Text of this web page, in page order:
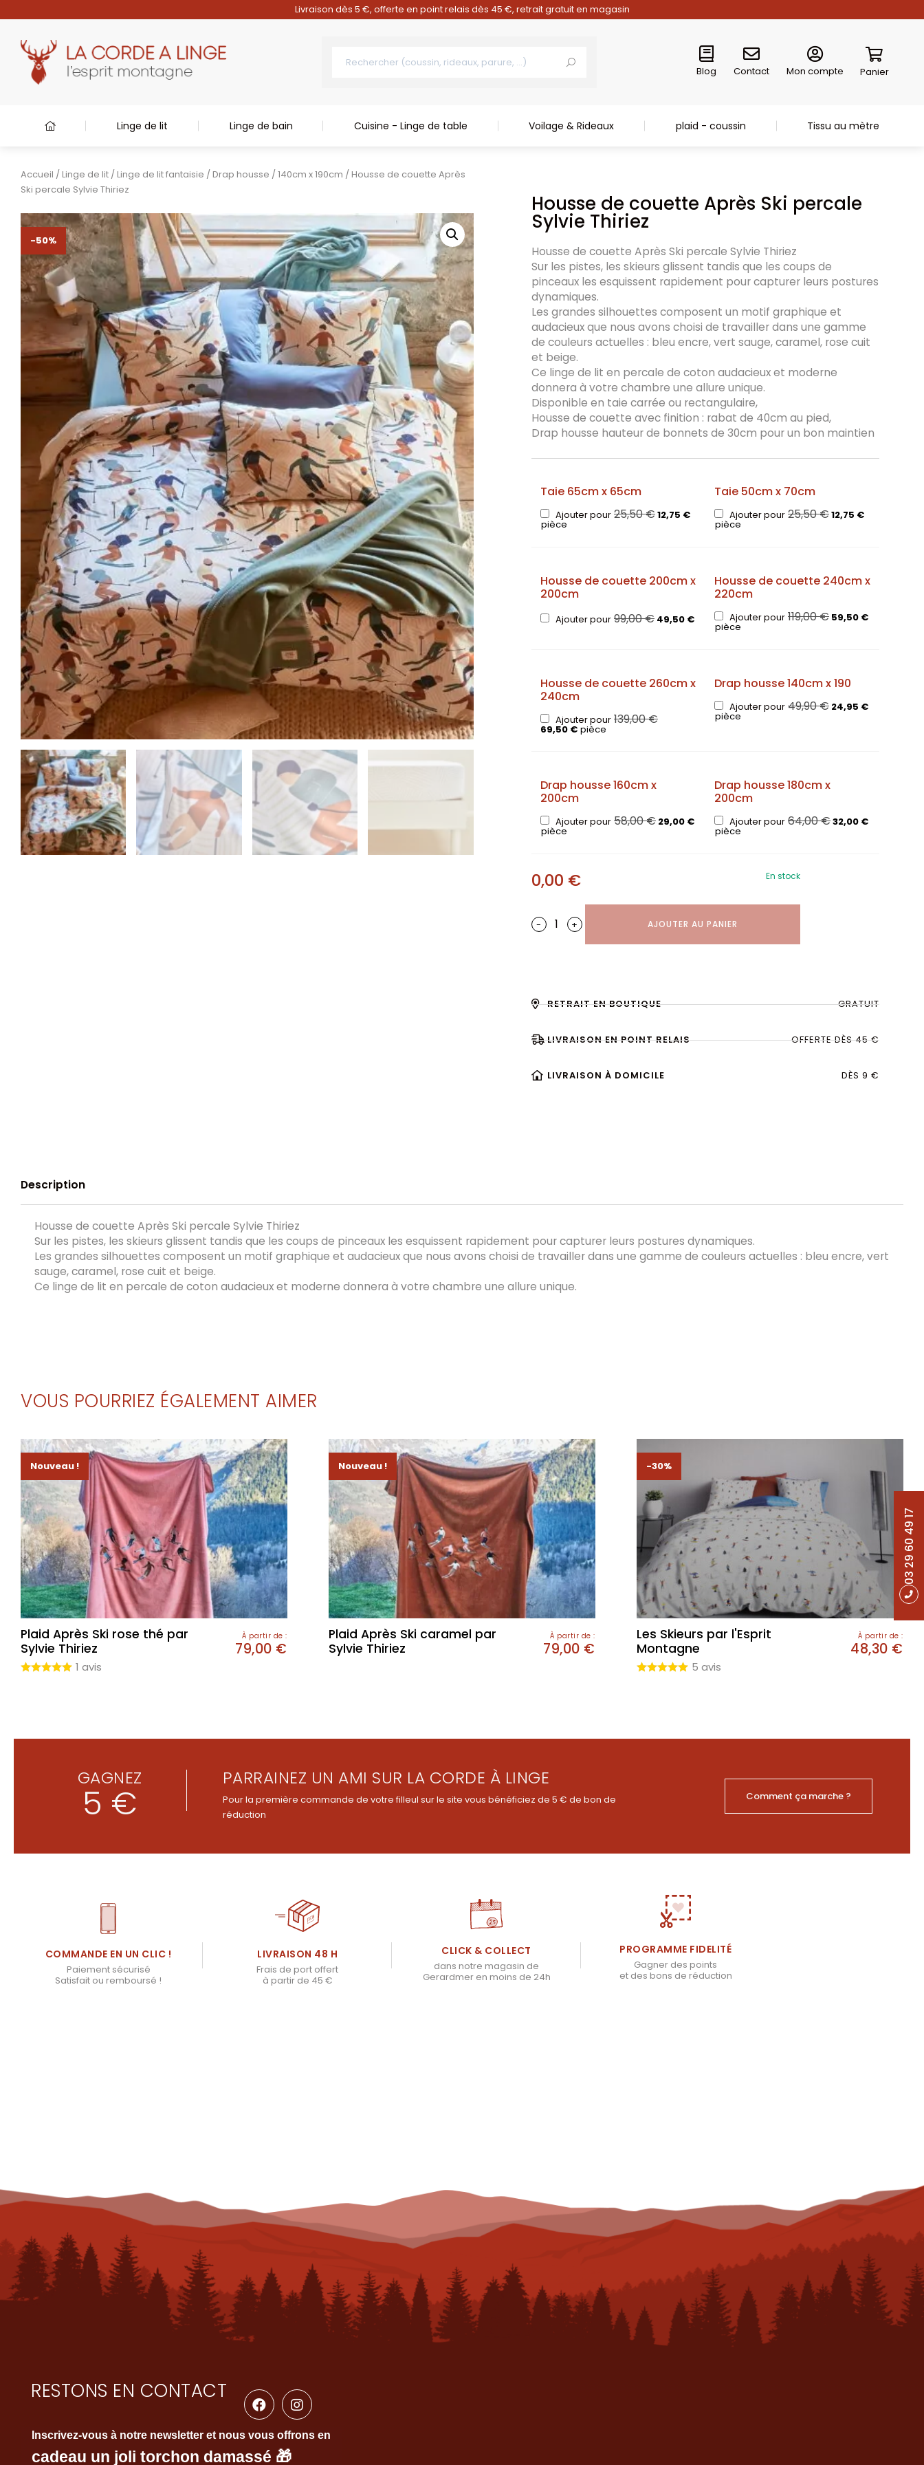
Livraison dès 5 €, offerte en point relais dès 45 €, retrait gratuit en magasin
Blog Contact Mon compte Panier
Linge de lit Linge de bain Cuisine - Linge de table Voilage & Rideaux plaid - coussin Tissu au mètre
03 29 60 49 17
Accueil / Linge de lit / Linge de lit fantaisie / Drap housse /140cm x 190cm / Housse de couette Après
Ski percale Sylvie Thiriez
-50%
Housse de couette Après Ski percale
Sylvie Thiriez
Housse de couette Après Ski percale Sylvie Thiriez
Sur les pistes, les skieurs glissent tandis que les coups de
pinceaux les esquissent rapidement pour capturer leurs postures
dynamiques.
Les grandes silhouettes composent un motif graphique et
audacieux que nous avons choisi de travailler dans une gamme
de couleurs actuelles : bleu encre, vert sauge, caramel, rose cuit
et beige.
Ce linge de lit en percale de coton audacieux et moderne
donnera à votre chambre une allure unique.
Disponible en taie carrée ou rectangulaire,
Housse de couette avec finition : rabat de 40cm au pied,
Drap housse hauteur de bonnets de 30cm pour un bon maintien
Taie 65cm x 65cm
Ajouter pour 25,50€12,75 €
pièce
Taie 50cm x 70cm
Ajouter pour 25,50€12,75 €
pièce
Housse de couette 200cm x
200cm
Ajouter pour 99,00€ 49,50 €
Housse de couette 240cm x
220cm
Ajouter pour 119,00€ 59,50 €
pièce
Housse de couette 260cm x
240cm
Ajouter pour 139,00€
69,50 € pièce
Drap housse 140cm x 190
Ajouter pour 49,90€ 24,95 €
pièce
Drap housse 160cm x
200cm
Ajouter pour 58,00€ 29,00 €
pièce
Drap housse 180cm x
200cm
Ajouter pour 64,00€32,00 €
pièce
0,00 € En stock
- + AJOUTER AU PANIER
RETRAIT EN BOUTIQUE GRATUIT
LIVRAISON EN POINT RELAIS OFFERTE DÈS 45 €
LIVRAISON À DOMICILE DÈS 9 €
Description
Housse de couette Après Ski percale Sylvie Thiriez
Sur les pistes, les skieurs glissent tandis que les coups de pinceaux les esquissent rapidement pour capturer leurs postures dynamiques.
Les grandes silhouettes composent un motif graphique et audacieux que nous avons choisi de travailler dans une gamme de couleurs actuelles : bleu encre, vert
sauge, caramel, rose cuit et beige.
Ce linge de lit en percale de coton audacieux et moderne donnera à votre chambre une allure unique.
VOUS POURRIEZ ÉGALEMENT AIMER
Nouveau !
Plaid Après Ski rose thé par
Sylvie Thiriez
1 avis
À partir de :
79,00 €
Nouveau !
Plaid Après Ski caramel par
Sylvie Thiriez
À partir de :
79,00 €
-30%
Les Skieurs par l'Esprit
Montagne
5 avis
À partir de :
48,30 €
GAGNEZ
5 €
PARRAINEZ UN AMI SUR LA CORDE À LINGE
Pour la première commande de votre filleul sur le site vous bénéficiez de 5 € de bon de
réduction
Comment ça marche ?
COMMANDE EN UN CLIC !
Paiement sécurisé
Satisfait ou remboursé !
LIVRAISON 48 H
Frais de port offert
à partir de 45 €
CLICK & COLLECT
dans notre magasin de
Gerardmer en moins de 24h
PROGRAMME FIDELITÉ
Gagner des points
et des bons de réduction
RESTONS EN CONTACT
Inscrivez-vous à notre newsletter et nous vous offrons en
cadeau un joli torchon damassé 🎁